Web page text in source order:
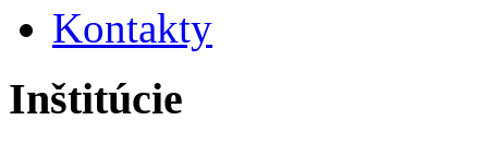
Kontakty
Inštitúcie